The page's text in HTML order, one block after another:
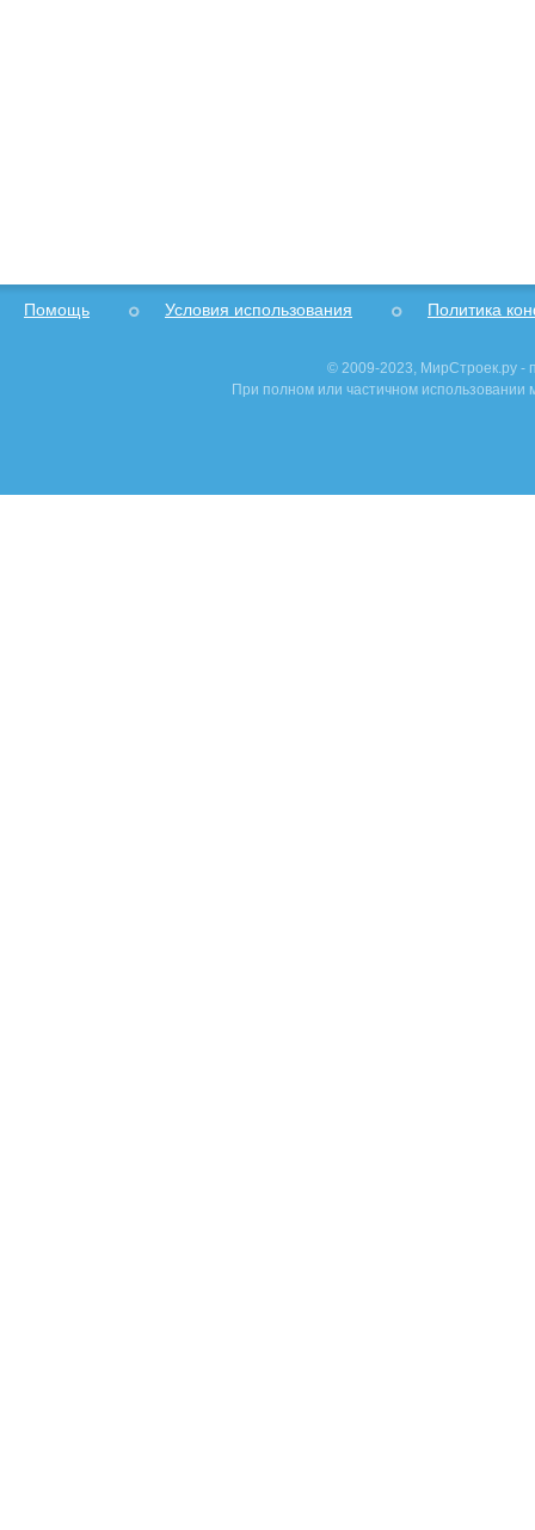
Помощь Условия использования Политика
© 2009-2023, МирСтроек.ру -
При полном или частичном использовании